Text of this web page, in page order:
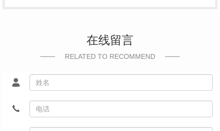
在线留言
RELATED TO RECOMMEND